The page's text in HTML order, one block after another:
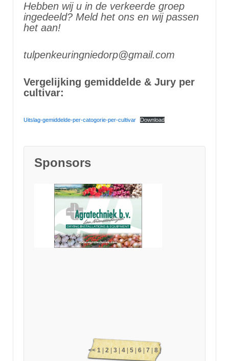
Hebben wij u in de verkeerde groep
ingedeeld? Meld het ons en wij passen
het aan!
tulpenkeuringniedorp@gmail.com
Vergelijking gemiddelde & Jury per
cultivar:
Uitslag-gemiddelde-per-catogorie-per-cultivar Download
Sponsors
<< 1| 2|3|4| 5| 6| 7|8|